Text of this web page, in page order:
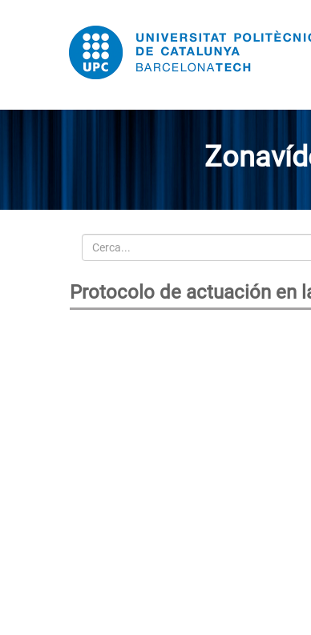
Cerca
Protocolo de actuación en